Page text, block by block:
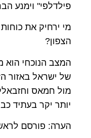
פילדלפי" וימנע
מי ירחיק את
הצפון?
המצב הנוכחי הוא
של ישראל באזור
מול חמאס
יותר יקר בעתיד
הערה: פורסם